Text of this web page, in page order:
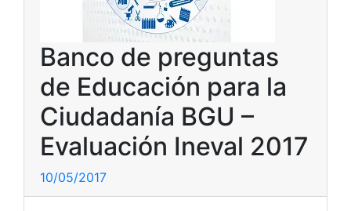
Banco de preguntas
de Educación para la
Ciudadanía BGU –
Evaluación Ineval 2017
10/05/2017